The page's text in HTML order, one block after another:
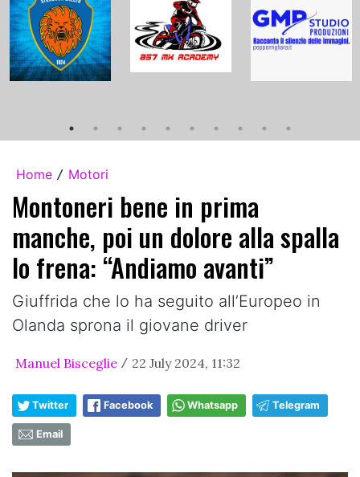
Home / Motori
Montoneri bene in prima
manche, poi un dolore alla spalla
lo frena: “Andiamo avanti”
Giuffrida che lo ha seguito all’Europeo in
Olanda sprona il giovane driver
Manuel Bisceglie / 22 July 2024, 11:32
Twitter Facebook Whatsapp Telegram
Email